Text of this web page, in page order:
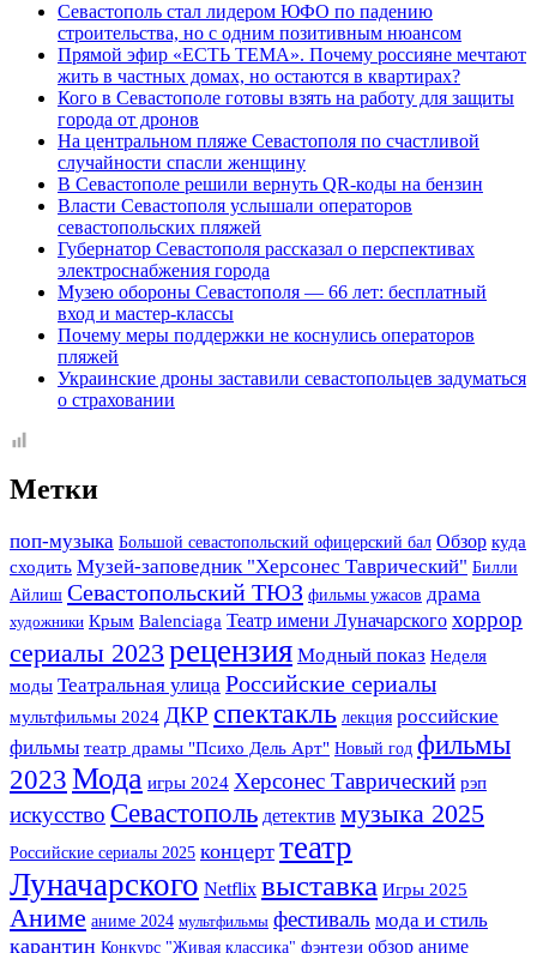
Севастополь стал лидером ЮФО по падению
строительства, но с одним позитивным нюансом
Прямой эфир «ЕСТЬ ТЕМА». Почему россияне мечтают
жить в частных домах, но остаются в квартирах?
Кого в Севастополе готовы взять на работу для защиты
города от дронов
На центральном пляже Севастополя по счастливой
случайности спасли женщину
В Севастополе решили вернуть QR-коды на бензин
Власти Севастополя услышали операторов
севастопольских пляжей
Губернатор Севастополя рассказал о перспективах
электроснабжения города
Музею обороны Севастополя — 66 лет: бесплатный
вход и мастер-классы
Почему меры поддержки не коснулись операторов
пляжей
Украинские дроны заставили севастопольцев задуматься
о страховании
Метки
поп-музыка Большой севастопольский офицерский бал Обзор куда
сходить Музей-заповедник "Херсонес Таврический" Билли
Айлиш Севастопольский ТЮЗ фильмы ужасов драма
художники Крым Balenciaga Театр имени Луначарского хоррор
сериалы 2023 рецензия Модный показ Неделя
моды Театральная улица Российские сериалы
мультфильмы 2024 ДКР спектакль лекция российские
фильмы театр драмы "Психо Дель Арт" Новый год фильмы
2023 Мода игры 2024 Херсонес Таврический рэп
искусство Севастополь детектив музыка 2025
Российские сериалы 2025 концерт театр
Луначарского Netflix выставка Игры 2025
Аниме аниме 2024 мультфильмы фестиваль мода и стиль
карантин Конкурс "Живая классика" фэнтези обзор аниме